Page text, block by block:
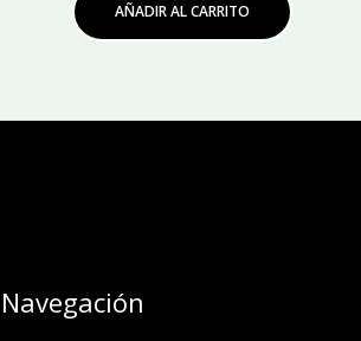
AÑADIR AL CARRITO
Navegación